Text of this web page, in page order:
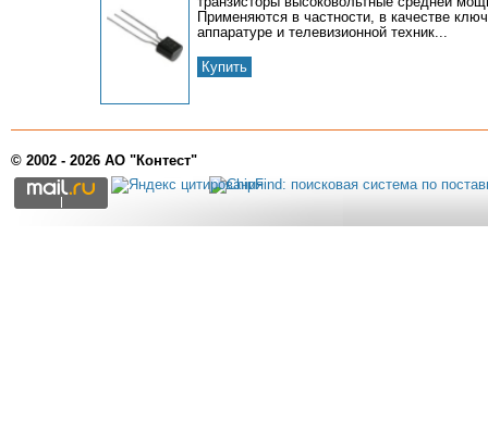
Применяются в частности, в качестве
аппаратуре и телевизионной техник...
Купить
© 2002 - 2026 АО "Контест"